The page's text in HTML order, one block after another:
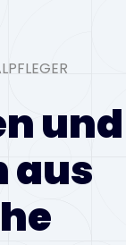
und
aus